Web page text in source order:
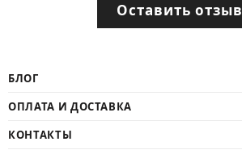
Оставить отзыв
БЛОГ
ОПЛАТА И ДОСТАВКА
КОНТАКТЫ